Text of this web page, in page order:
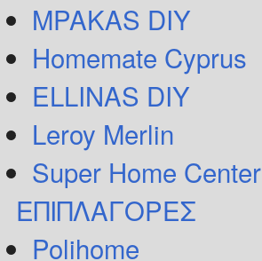
MPAKAS DIY
Homemate Cyprus
ELLINAS DIY
Leroy Merlin
Super Home Center
ΕΠΙΠΛΑΓΟΡΕΣ
Polihome